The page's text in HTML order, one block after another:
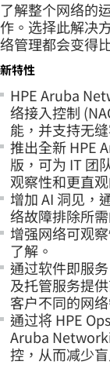
了解整个网络的
作。选择此解决
络管理都会变得
新特性
HPE Aruba
络接入控制
能，并支持无
推出全新 HPE
版，可为 IT 团
观察性和更直
增加 AI 洞见，
络故障排除所
增强网络可观
了解。
通过软件即服
及托管服务提
客户不同的网络
通过将 HPE
Aruba
控，从而减少